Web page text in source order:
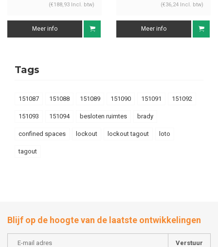
(€188,93 Incl. btw)
Meer info
(€36,24 Incl. btw)
Meer info
Tags
151087 151088 151089 151090 151091 151092
151093 151094 besloten ruimtes brady
confined spaces lockout lockout tagout loto
tagout
Blijf op de hoogte van de laatste ontwikkelingen
Verstuur